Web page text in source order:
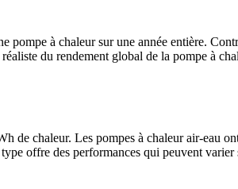
pompe à chaleur sur une année entière.
du rendement global de la pompe à
de chaleur. Les pompes à chaleur air-eau
offre des performances qui peuvent